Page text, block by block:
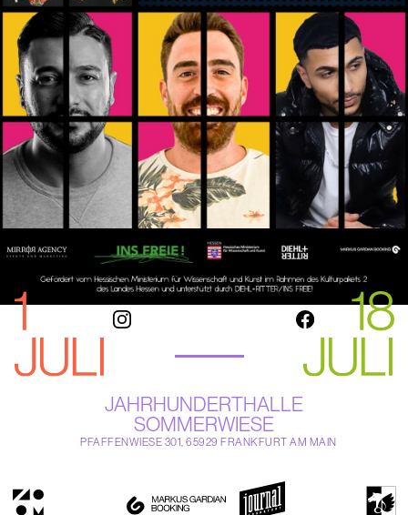
JAHRHUNDERTHALLE
SOMMERWIESE
PFAFFENWIESE 301, 65929 FRANKFURT AM MAIN